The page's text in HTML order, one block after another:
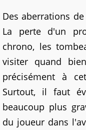
Des aberrations
La perte d'un
chrono, les
visiter quand
précisément à
Surtout, il faut
beaucoup plus
du joueur dans